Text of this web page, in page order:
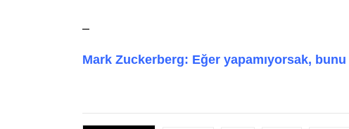
–
Mark Zuckerberg: Eğer yapamıyorsak,